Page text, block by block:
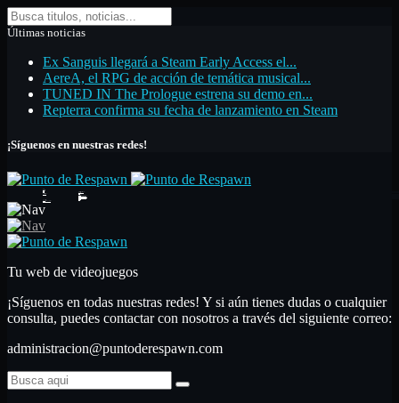
Últimas noticias
Ex Sanguis llegará a Steam Early Access el...
AereA, el RPG de acción de temática musical...
TUNED IN The Prologue estrena su demo en...
Repterra confirma su fecha de lanzamiento en Steam
¡Síguenos en nuestras redes!
Tu web de videojuegos
¡Síguenos en todas nuestras redes! Y si aún tienes dudas o cualquier
consulta, puedes contactar con nosotros a través del siguiente correo:
administracion@puntoderespawn.com